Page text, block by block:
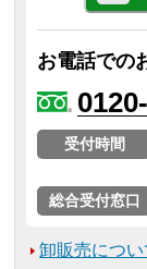
お電話での
受付時間
総合受付窓口
卸販売につい